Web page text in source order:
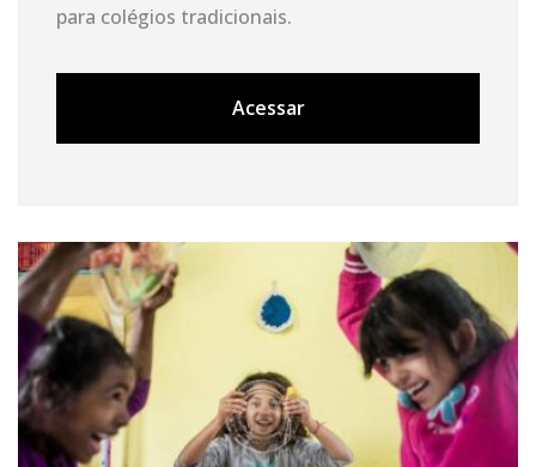
para colégios tradicionais.
Acessar